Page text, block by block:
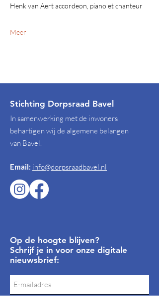
Henk van Aert accordeon, piano et chanteur
Meer
Stichting Dorpsraad Bavel
In samenwerking met de inwoners
behartigen wij de algemene belangen
van Bavel.
Email: info@dorpsraadbavel.nl
Op de hoogte blijven?
Schrijf je in voor onze digitale
nieuwsbrief: